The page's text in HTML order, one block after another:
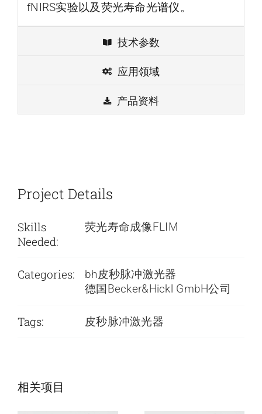
fNIRS实验以及荧光寿命光谱仪。
技术参数
应用领域
产品资料
Project Details
Skills
Needed:
荧光寿命成像FLIM
Categories:
bh皮秒脉冲激光器
德国Becker&Hickl GmbH公司
Tags: 皮秒脉冲激光器
相关项目
携时间相关单光